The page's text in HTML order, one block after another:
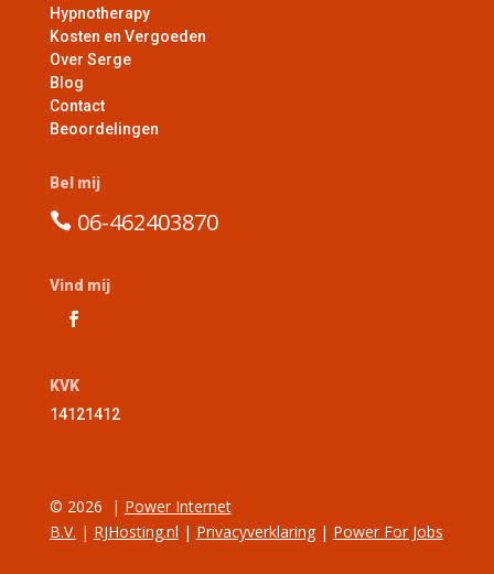
Hypnotherapy
Kosten en Vergoeden
Over Serge
Blog
Contact
Beoordelingen
Bel mij
 06-462403870
Vind mij
KVK
14121412
© 2026 | Power Internet
B.V. | RJHosting.nl | Privacyverklaring| Power For Jobs